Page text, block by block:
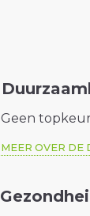
Geen
MEER OVER DE